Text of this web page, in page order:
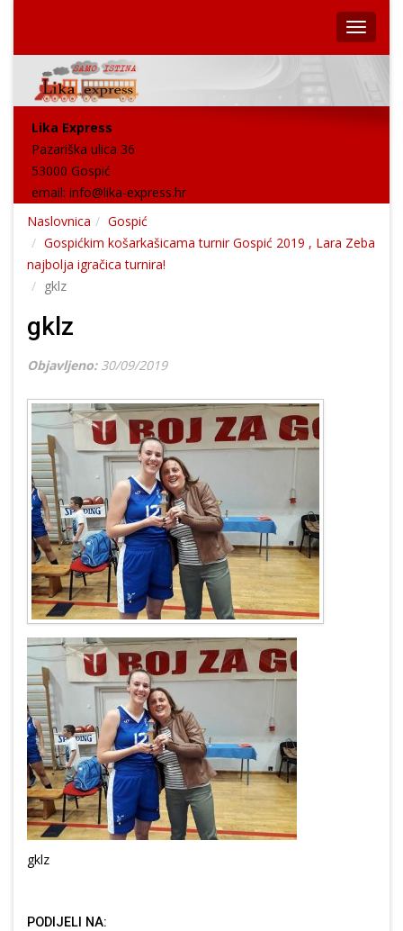
Lika Express
Pazariška ulica 36
53000 Gospić
email: info@lika-express.hr
Naslovnica
Gospić
Gospićkim košarkašicama turnir Gospić 2019 , Lara Zeba
najbolja igračica turnira!
gklz
gklz
Objavljeno: 30/09/2019
gklz
PODIJELI NA: